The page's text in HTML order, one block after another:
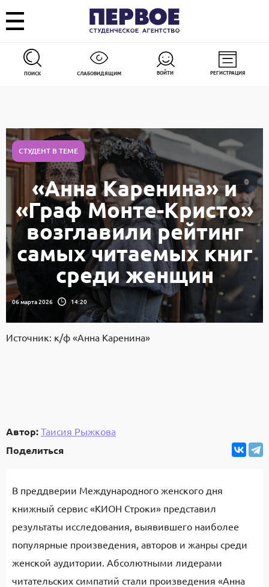
ПОИСК СЛАБОВИДЯЩИМ ВОЙТИ РЕГИСТРАЦИЯ
СТУДЕНТ В ТЕМЕ
«Анна Каренина» и
«Граф Монте-Кристо»
возглавили рейтинг
самых читаемых книг
среди женщин
06 марта 2026 14:20
Источник: к/ф «Анна Каренина»
Автор: Таисия Рыжкова
Поделиться
В преддверии Международного женского дня
книжный сервис «КИОН Строки» представил
результаты исследования, выявившего наиболее
популярные произведения, авторов и жанры среди
женской аудитории. Абсолютными лидерами
читательских симпатий стали произведения «Анна